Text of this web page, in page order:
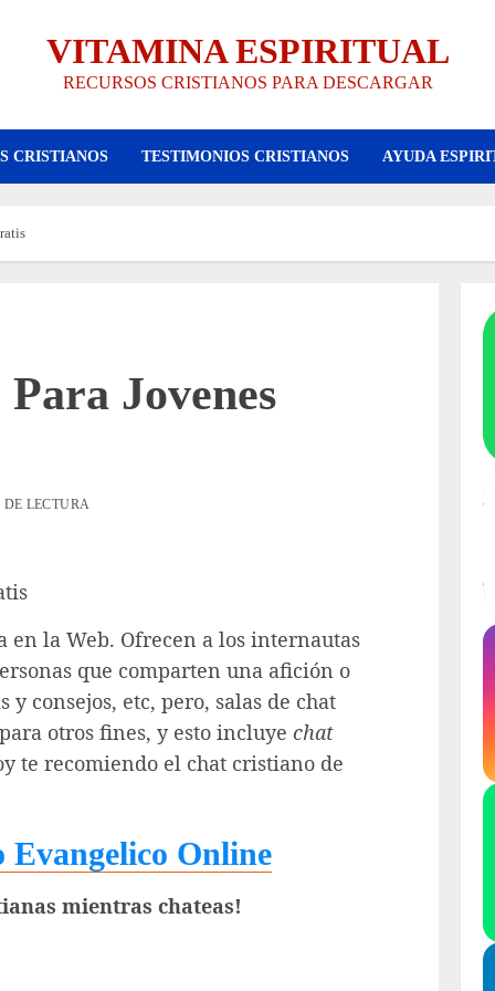
VITAMINA ESPIRITUAL
RECURSOS CRISTIANOS PARA DESCARGAR
CRISTIANOS TESTIMONIOS CRISTIANOS AYUDA
Jovenes
DE LECTURA
en la Web. Ofrecen a los internautas
que comparten una afición o
consejos, etc, pero, salas de chat
otros fines, y esto incluye chat
te recomiendo el chat cristiano de
Online
mientras chateas!